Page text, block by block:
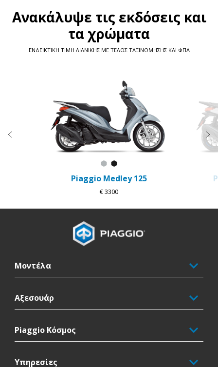
Ανακάλυψε τις εκδόσεις και
τα χρώματα
ΕΝΔΕΙΚΤΙΚΗ ΤΙΜΗ ΛΙΑΝΙΚΗΣ ΜΕ ΤΕΛΟΣ ΤΑΞΙΝΟΜΗΣΗΣ ΚΑΙ ΦΠΑ
Προηγούμενο
Grigio Astrale
Piaggio Medley 125
€ 3300
Μοντέλα
Αξεσουάρ
Piaggio Κόσμος
Υπηρεσίες